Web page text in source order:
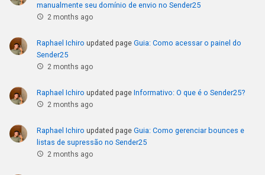
manualmente seu domínio de envio no Sender25
2 months ago
Raphael Ichiro updated page Guia: Como acessar o painel do
Sender25
2 months ago
Raphael Ichiro updated page Informativo: O que é o Sender25?
2 months ago
Raphael Ichiro updated page Guia: Como gerenciar bounces e
listas de supressão no Sender25
2 months ago